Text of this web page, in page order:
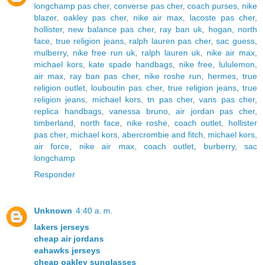
longchamp pas cher,converse pas cher, coach purses, nike
blazer, oakley pas cher, nike air max lacoste pas cher,
hollister, new balance pas cher, ray ban uk hogan
north
face
true religion jeans, ralph lauren pas cher,sac guess
mulberry, nike free run uk ralph lauren uk nike air max
michael kors, kate spade handbags, nike free lululemon
air max
ray ban pas cher, nike roshe run hermes,true
religion outlet
louboutin pas cher, true religion jeans, true
religion jeans
michael kors ,tn pas cher,vans pas cher,
replica handbags,vanessa bruno,air jordan pas cher,
timberland
north face nike roshe coach outlet
hollister
pas cher, michael kors abercrombie and fitch michael kors
air force
nike air max, coach outlet burberry, sac
longchamp
Responder
Unknown 4:40 a. m.
lakers jerseys
cheap air jordans
eahawks jerseys
cheap oakley sunglasses